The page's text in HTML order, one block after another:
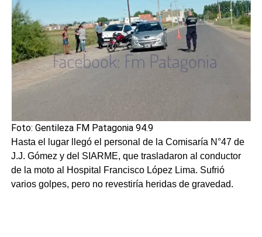
Foto: Gentileza FM Patagonia 94.9
Hasta el lugar llegó el personal de la Comisaría N°47 de
J.J. Gómez y del SIARME, que trasladaron al conductor
de la moto al Hospital Francisco López Lima. Sufrió
varios golpes, pero no revestiría heridas de gravedad.